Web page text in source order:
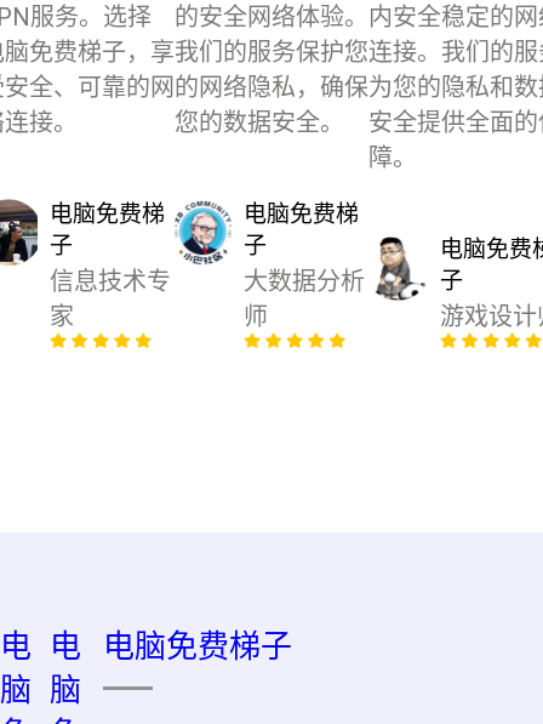
服务。选择
免费梯子，享
全、可靠的网
接。
电脑免费梯
子
信息技术专
家
的安全网络体验。
我们的服务保护您
的网络隐私，确保
您的数据安全。
电脑免费梯
子
大数据分析
师
内安全稳定的
连接。我们的
为您的隐私和
安全提供全面
障。
电脑免费
子
游戏设计
电
脑
电
脑
电脑免费梯子